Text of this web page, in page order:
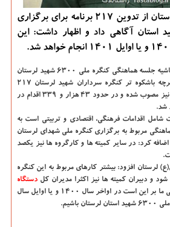
لرستان فرمانده سپاه لرستان از تدوین 217 برنامه برای برگزاری
ملی 6300 شهید استان آگاهی داد و اظهار داشت: این
سردار مرتضی کشکولی در حاشیه جلسه هماهنگی کنگره ملی ۶۳۰۰ شهید لرستان
اظهار نمود: برای برگزاری هرچه باشکوه تر کنگره سرداران شهید لرستان ۲۱۷
برنامه پیش بینی و بودجه آن نیز مصوب شده و در حدود ۴۳ هزار و ۳۳۹ اقدام در
شد.
شامل اقدامات فرهنگی، اقتصادی و تربیتی است به
مربوط به برگزاری کنگره ملی شهدای لرستان
کرد: در سایر کمیته ها و کارگروه ها نیز یکصد
لرستان افزود: بیشتر کارهای مربوط به این کنگره
و دبیران کمیته ها نیز اکثرا مدیران کل دستگاه
های اجرائی هستند و پیش بینی ما بر این است در اواخر سال ۱۴۰۰ و یا اوایل سال